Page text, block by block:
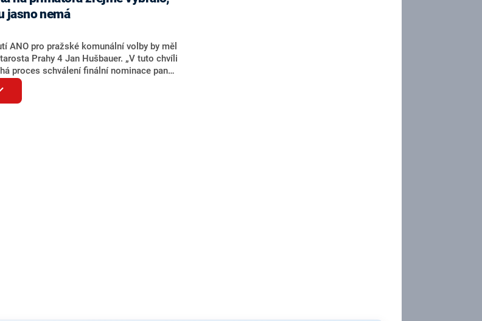
Andreje Babiše (ANO). Jak moc je
že se v prezidentských volbách 2028
opakovat souboj z roku 2023?
jasno nemá
ANO pro pražské komunální volby by měl
Prahy 4 Jan Hušbauer. „V tuto chvíli
proces schválení finální nominace pana
Výborem hnutí ANO,“ uvedl pro
pražského ANO Martin
Hušbauerovi se spekulovalo jako o